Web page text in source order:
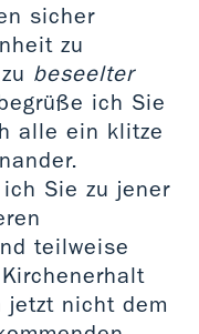
sicher
zu
beseelter
ich Sie
alle ein klitze
Sie zu jener
teilweise
jetzt nicht dem